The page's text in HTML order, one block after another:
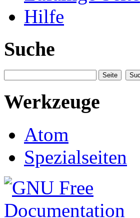
Hilfe
Suche
Werkzeuge
Atom
Spezialseiten